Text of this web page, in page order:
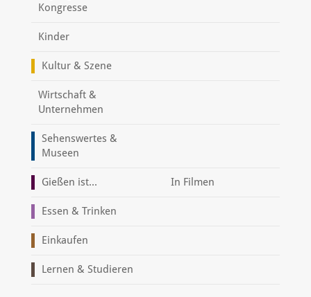
Kongresse
Kinder
Kultur & Szene
Wirtschaft &
Unternehmen
Sehenswertes &
Museen
Gießen ist... In Filmen
Essen & Trinken
Einkaufen
Lernen & Studieren